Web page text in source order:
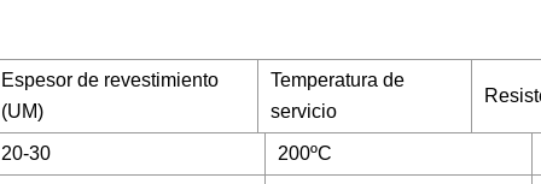
Espesor de revestimiento
(UM)
Temperatura de
servicio
20-30 200ºC